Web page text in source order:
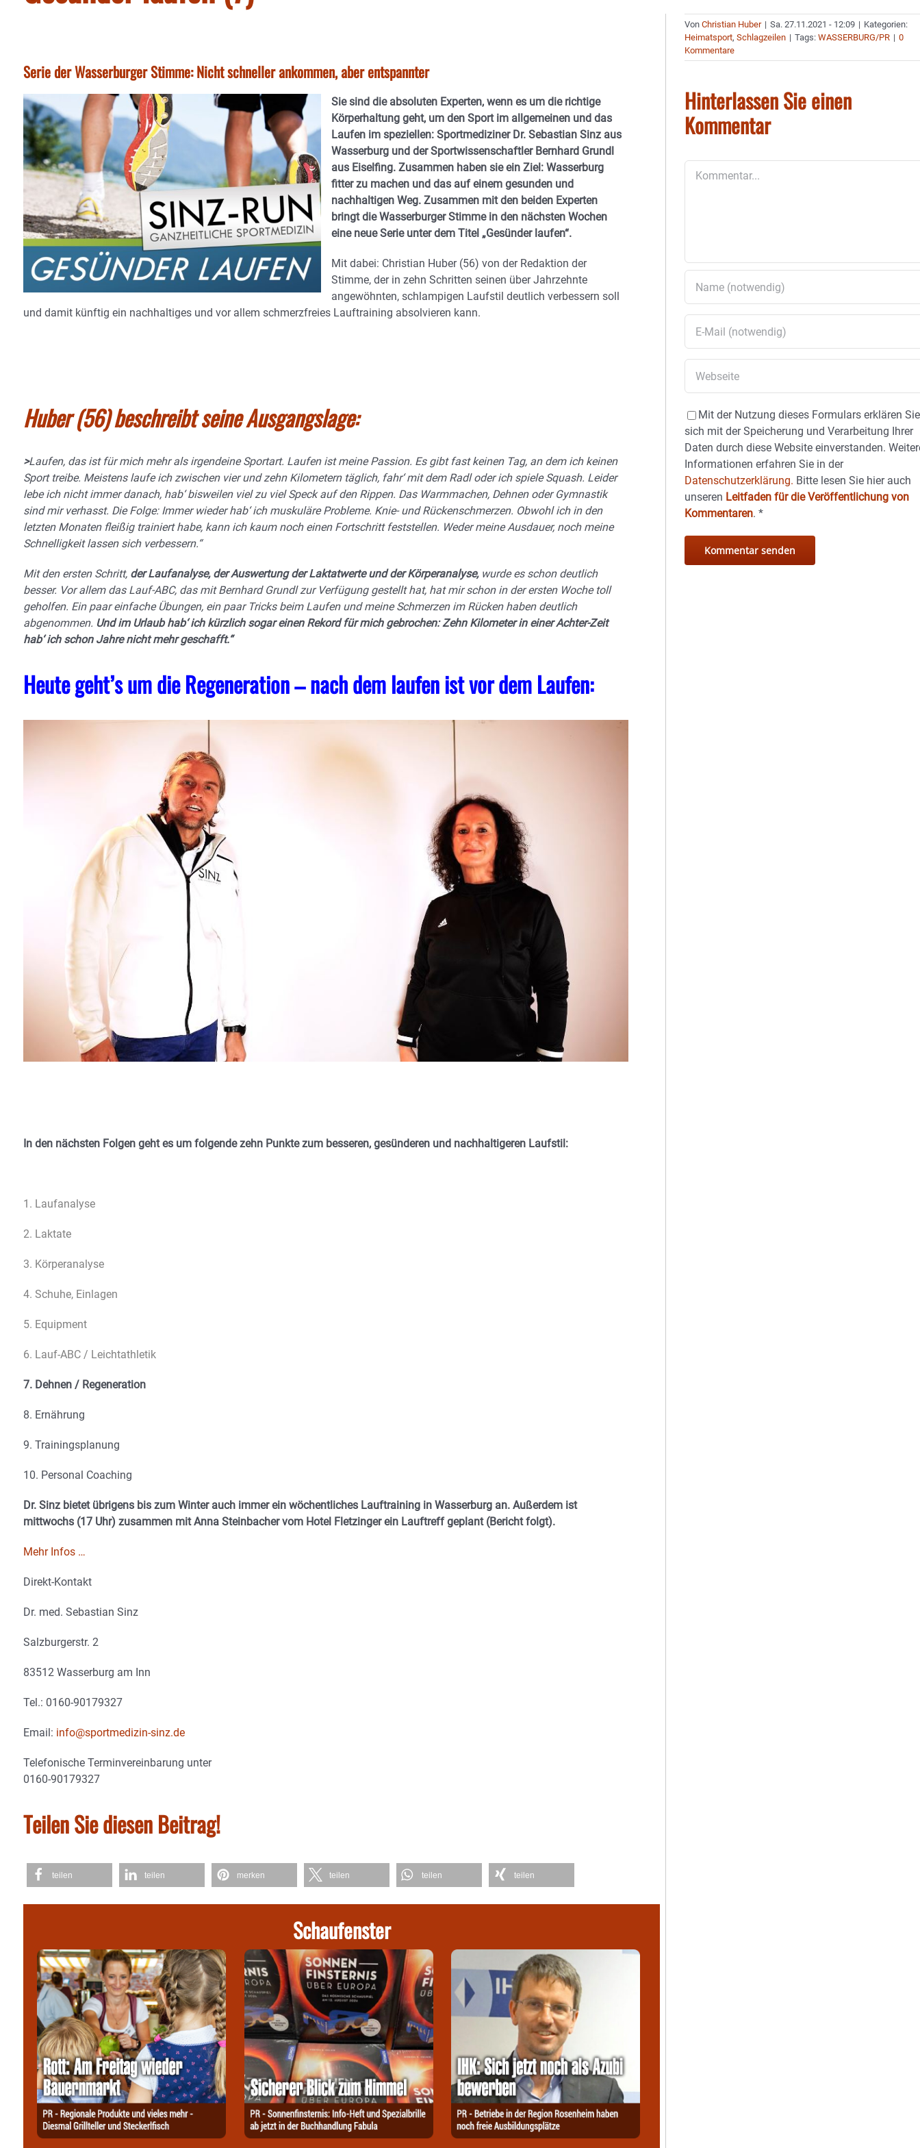
Serie der Wasserburger Stimme: Nicht schneller ankommen, aber entspannter
Sie sind die absoluten Experten, wenn es um die richtige
Körperhaltung geht, um den Sport im allgemeinen und das
Laufen im speziellen: Sportmediziner Dr. Sebastian Sinz aus
Wasserburg und der Sportwissenschaftler Bernhard Grundl
aus Eiselfing. Zusammen haben sie ein Ziel: Wasserburg
fitter zu machen und das auf einem gesunden und
nachhaltigen Weg. Zusammen mit den beiden Experten
bringt die Wasserburger Stimme in den nächsten Wochen
eine neue Serie unter dem Titel „Gesünder laufen“.
Mit dabei: Christian Huber (56) von der Redaktion der
Stimme, der in zehn Schritten seinen über Jahrzehnte
angewöhnten, schlampigen Laufstil deutlich verbessern soll
und damit künftig ein nachhaltiges und vor allem schmerzfreies Lauftraining absolvieren kann.
Huber (56) beschreibt seine Ausgangslage:
>Laufen, das ist für mich mehr als irgendeine Sportart. Laufen ist meine Passion. Es gibt fast keinen Tag, an dem ich keinen
Sport treibe. Meistens laufe ich zwischen vier und zehn Kilometern täglich, fahr‘ mit dem Radl oder ich spiele Squash. Leider
lebe ich nicht immer danach, hab‘ bisweilen viel zu viel Speck auf den Rippen. Das Warmmachen, Dehnen oder Gymnastik
sind mir verhasst. Die Folge: Immer wieder hab‘ ich muskuläre Probleme. Knie- und Rückenschmerzen. Obwohl ich in den
letzten Monaten fleißig trainiert habe, kann ich kaum noch einen Fortschritt feststellen. Weder meine Ausdauer, noch meine
Schnelligkeit lassen sich verbessern.“
Mit den ersten Schritt, der Laufanalyse, der Auswertung der Laktatwerte und der Körperanalyse,wurde es schon deutlich
besser. Vor allem das Lauf-ABC, das mit Bernhard Grundl zur Verfügung gestellt hat, hat mir schon in der ersten Woche toll
geholfen. Ein paar einfache Übungen, ein paar Tricks beim Laufen und meine Schmerzen im Rücken haben deutlich
abgenommen. Und im Urlaub hab‘ ich kürzlich sogar einen Rekord für mich gebrochen: Zehn Kilometer in einer Achter-Zeit
hab‘ ich schon Jahre nicht mehr geschafft.“
Heute geht’s um die Regeneration – nach dem laufen ist vor dem Laufen:
In den nächsten Folgen geht es um folgende zehn Punkte zum besseren, gesünderen und nachhaltigeren Laufstil:
1. Laufanalyse
2. Laktate
3. Körperanalyse
4. Schuhe, Einlagen
5. Equipment
6. Lauf-ABC / Leichtathletik
7. Dehnen / Regeneration
8. Ernährung
9. Trainingsplanung
10. Personal Coaching
Dr. Sinz bietet übrigens bis zum Winter auch immer ein wöchentliches Lauftraining in Wasserburg an. Außerdem ist
mittwochs (17 Uhr) zusammen mit Anna Steinbacher vom Hotel Fletzinger ein Lauftreff geplant (Bericht folgt).
Mehr Infos …
Direkt-Kontakt
Dr. med. Sebastian Sinz
Salzburgerstr. 2
83512 Wasserburg am Inn
Tel.: 0160-90179327
Email: info@sportmedizin-sinz.de
Telefonische Terminvereinbarung unter
0160-90179327
Teilen Sie diesen Beitrag!
teilen teilen merken teilen teilen teilen
Schaufenster
VonChristian Huber | Sa. 27.11.2021 - 12:09 | Kategorien:
Heimatsport,Schlagzeilen | Tags:WASSERBURG/PR | 0
Kommentare
Hinterlassen Sie einen
Kommentar
Mit der Nutzung dieses Formulars erklären Sie
sich mit der Speicherung und Verarbeitung Ihrer
Daten durch diese Website einverstanden.
Informationen erfahren Sie in der
Datenschutzerklärung. Bitte lesen Sie hier auch
unseren Leitfaden für die Veröffentlichung von
Kommentaren.*